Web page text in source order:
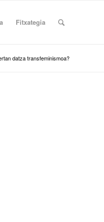
Fitxategia
datza transfeminismoa?